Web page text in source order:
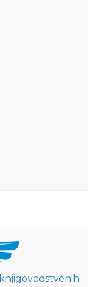
knjigovodstvenih